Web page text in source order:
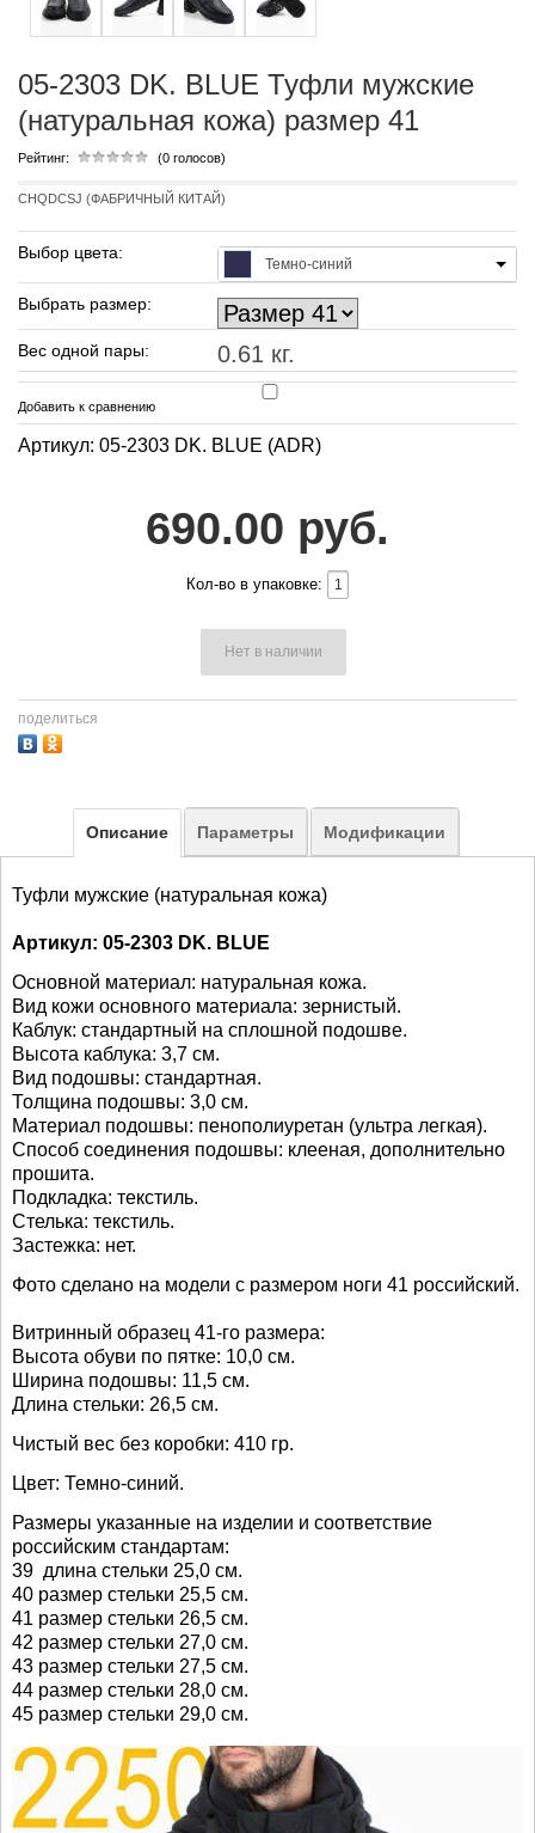
05-2303 DK. BLUE Туфли мужские
(натуральная кожа) размер 41
Рейтинг: (0 голосов)
CHQDCSJ (ФАБРИЧНЫЙ КИТАЙ)
Выбор цвета:
Темно-синий
Выбрать размер:
Вес одной пары: 0.61 кг.
Добавить к сравнению
Артикул: 05-2303 DK. BLUE (ADR)
690.00 руб.
Кол-во в упаковке:
Нет в наличии
поделиться
Описание Параметры Модификации
Туфли мужские (натуральная кожа)
Артикул: 05-2303 DK. BLUE
Основной материал: натуральная кожа.
Вид кожи основного материала: зернистый.
Каблук: стандартный на сплошной подошве.
Высота каблука: 3,7 см.
Вид подошвы: стандартная.
Толщина подошвы: 3,0 см.
Материал подошвы: пенополиуретан (ультра легкая).
Способ соединения подошвы: клееная, дополнительно
прошита.
Подкладка: текстиль.
Стелька: текстиль.
Застежка: нет.
Фото сделано на модели с размером ноги 41 российский.
Витринный образец 41-го размера:
Высота обуви по пятке: 10,0 см.
Ширина подошвы: 11,5 см.
Длина стельки: 26,5 см.
Чистый вес без коробки: 410 гр.
Цвет: Темно-синий.
Размеры указанные на изделии и соответствие
российским стандартам:
39 длина стельки 25,0 см.
40 размер стельки 25,5 см.
41 размер стельки 26,5 см.
42 размер стельки 27,0 см.
43 размер стельки 27,5 см.
44 размер стельки 28,0 см.
45 размер стельки 29,0 см.